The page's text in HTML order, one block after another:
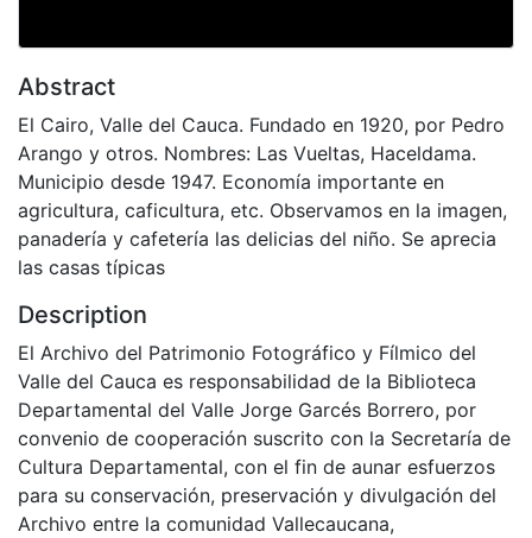
Abstract
El Cairo, Valle del Cauca. Fundado en 1920, por Pedro
Arango y otros. Nombres: Las Vueltas, Haceldama.
Municipio desde 1947. Economía importante en
agricultura, caficultura, etc. Observamos en la imagen,
panadería y cafetería las delicias del niño. Se aprecia
las casas típicas
Description
El Archivo del Patrimonio Fotográfico y Fílmico del
Valle del Cauca es responsabilidad de la Biblioteca
Departamental del Valle Jorge Garcés Borrero, por
convenio de cooperación suscrito con la Secretaría de
Cultura Departamental, con el fin de aunar esfuerzos
para su conservación, preservación y divulgación del
Archivo entre la comunidad Vallecaucana,